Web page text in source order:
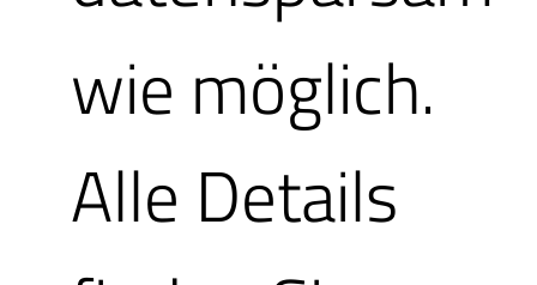
zuerst der
wie möglich.
Alle Details